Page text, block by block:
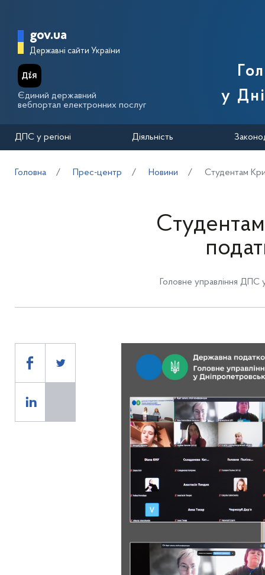
Головна сторінка Державної
gov.ua
Державні сайти України
Єдиний державний
вебпортал електронних послуг
у
ДПС у регіоні Діяльність
Головна Прес-центр Новини Cтудентам
Головне управління ДПС